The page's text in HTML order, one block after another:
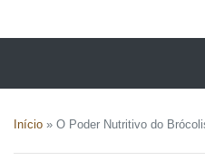
Início » O Poder Nutritivo do